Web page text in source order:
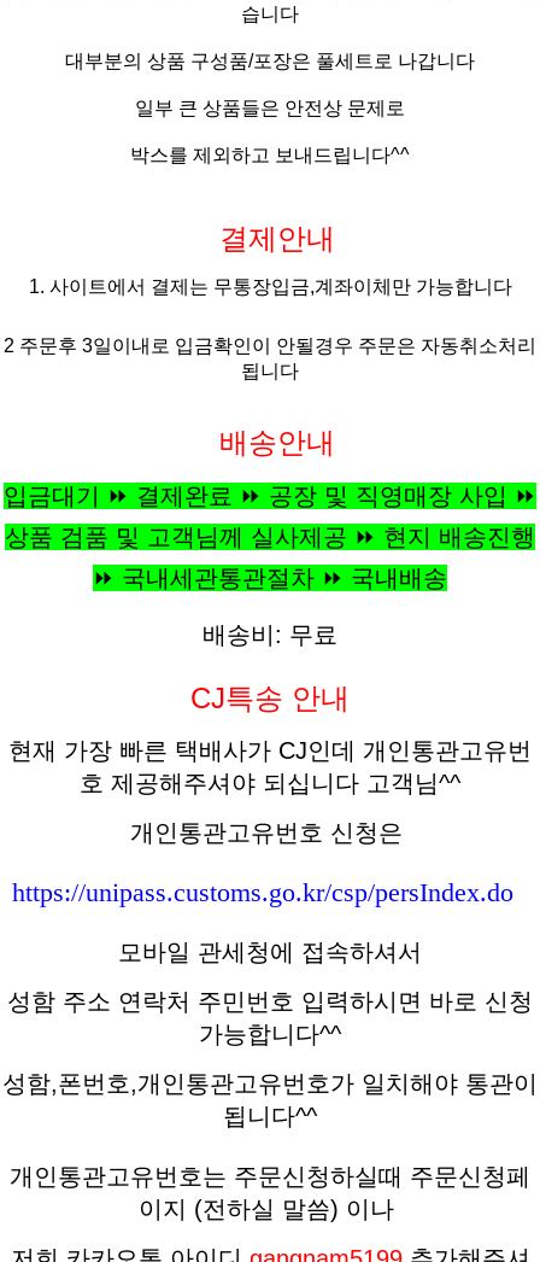
습니다
대부분의 상품 구성품/포장은 풀세트 로 나갑니다
일부 큰 상품들은 안전상 문제로
박스를 제외하고 보내드립니다^^
결제안내
1. 사이트에서 결제는 무통장입금,계좌이체만 가능합니다
2 주문후 3일이내로 입금확인이 안될경우 주문은 자동취소처리
됩니다
배송안내
입금대기 ⏩ 결제완료 ⏩ 공장 및 직영매장 사입 ⏩
상품 검품 및 고객님께 실사제공 ⏩ 현지 배송진행
⏩ 국내세관통관절차 ⏩ 국내배송
배송비: 무료
CJ특송 안내
현재 가장 빠른 택배사가 CJ인데 개인통관고유번
호 제공해주셔야 되십니다 고객님^^
개인통관고유번호 신청은
https://unipass.customs.go.kr/csp/persIndex.do
모바일 관세청에 접속하셔서
성함 주소 연락처 주민번호 입력하시면 바로 신청
가능합니다^^
성함,폰번호,개인통관고유번호가 일치해야 통관이
됩니다^^
개인통관고유번호는 주문신청하실때 주문신청페
이지 (전하실 말씀) 이나